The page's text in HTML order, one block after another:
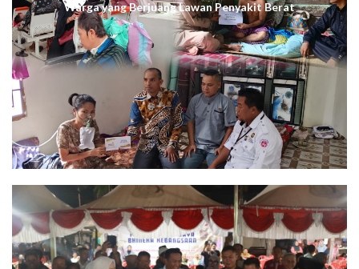
Warga yang Berjuang Lawan Penyakit Berat